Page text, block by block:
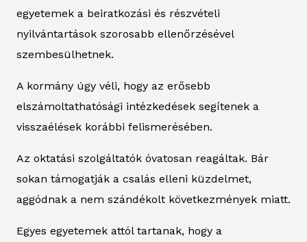
egyetemek a beiratkozási és részvételi
nyilvántartások szorosabb ellenőrzésével
szembesülhetnek.
A kormány úgy véli, hogy az erősebb
elszámoltathatósági intézkedések segítenek a
visszaélések korábbi felismerésében.
Az oktatási szolgáltatók óvatosan reagáltak. Bár
sokan támogatják a csalás elleni küzdelmet,
aggódnak a nem szándékolt következmények miatt.
Egyes egyetemek attól tartanak, hogy a